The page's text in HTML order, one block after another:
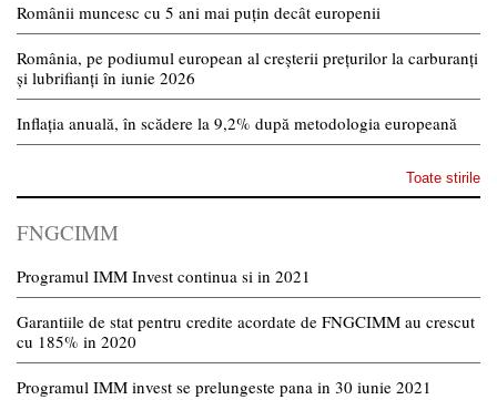
Românii muncesc cu 5 ani mai puțin decât europenii
România, pe podiumul european al creșterii prețurilor la carburanți
și lubrifianți în iunie 2026
Inflația anuală, în scădere la 9,2% după metodologia europeană
Toate stirile
FNGCIMM
Programul IMM Invest continua si in 2021
Garantiile de stat pentru credite acordate de FNGCIMM au crescut
cu 185% in 2020
Programul IMM invest se prelungeste pana in 30 iunie 2021